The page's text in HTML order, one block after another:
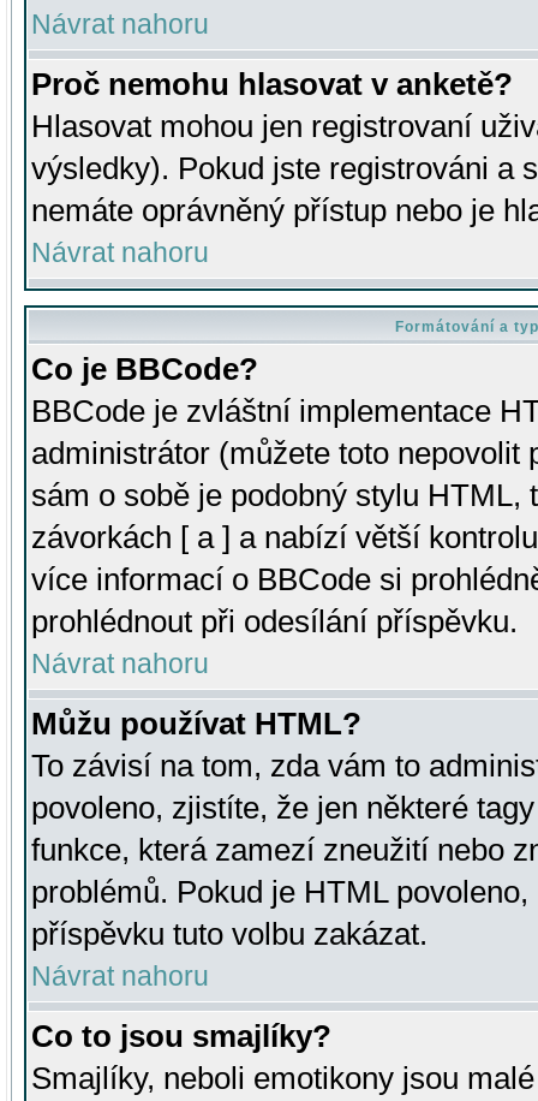
Návrat nahoru
Proč nemohu hlasovat v anketě?
Hlasovat mohou jen registrovaní
výsledky). Pokud jste registrováni a
nemáte oprávněný přístup nebo je
Návrat nahoru
Formátování a
Co je BBCode?
BBCode je zvláštní implementace
administrátor (můžete toto
sám o sobě je podobný stylu HTML,
závorkách [ a ] a nabízí větší
více informací o BBCode si
prohlédnout při odesílání příspěvku.
Návrat nahoru
Můžu používat HTML?
To závisí na tom, zda vám to
povoleno, zjistíte, že jen některé
funkce, která zamezí zneužití nebo
problémů. Pokud je HTML
příspěvku tuto volbu zakázat.
Návrat nahoru
Co to jsou smajlíky?
Smajlíky, neboli emotikony jsou